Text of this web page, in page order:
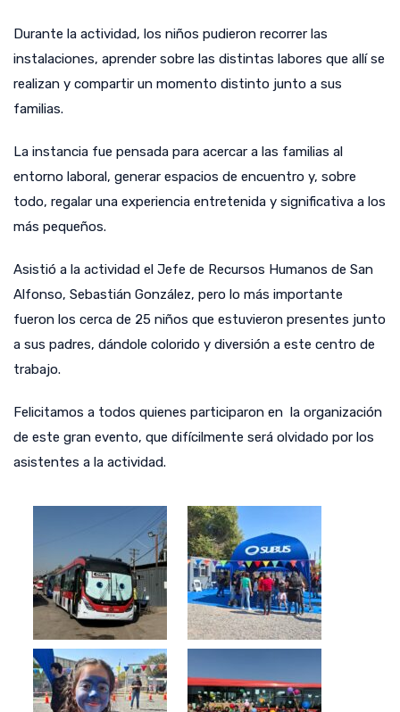
Durante la actividad, los niños pudieron recorrer las
instalaciones, aprender sobre las distintas labores que allí se
realizan y compartir un momento distinto junto a sus
familias.
La instancia fue pensada para acercar a las familias al
entorno laboral, generar espacios de encuentro y, sobre
todo, regalar una experiencia entretenida y significativa a los
más pequeños.
Asistió a la actividad el Jefe de Recursos Humanos de San
Alfonso, Sebastián González, pero lo más importante
fueron los cerca de 25 niños que estuvieron presentes junto
a sus padres, dándole colorido y diversión a este centro de
trabajo.
Felicitamos a todos quienes participaron en la organización
de este gran evento, que difícilmente será olvidado por los
asistentes a la actividad.